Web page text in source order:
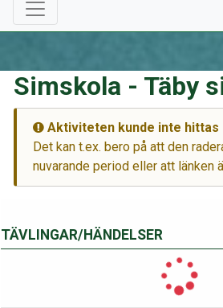
TÄVLINGAR/HÄNDELSER
Simskola - Täby
Aktiviteten kunde inte hittas
Det kan t.ex. bero på att den
nuvarande period eller att länken